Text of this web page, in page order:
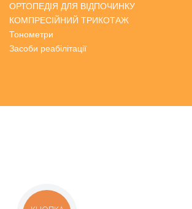
ОРТОПЕДІЯ ДЛЯ ВІДПОЧИНКУ
КОМПРЕСІЙНИЙ ТРИКОТАЖ
Тонометри
Засоби реабілітації